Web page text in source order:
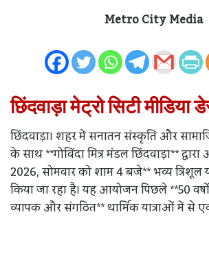
Metro City Media
छिंदवाड़ा मेट्रो सिटी मीडिया
छिंदवाड़ा। शहर में सनातन संस्कृति और
के साथ **गोविंदा मित्र मंडल छिंदवाड़ा**
2026, सोमवार को शाम 4 बजे** भव्य त्रिशूल
किया जा रहा है। यह आयोजन पिछले **50
व्यापक और संगठित** धार्मिक यात्राओं में से